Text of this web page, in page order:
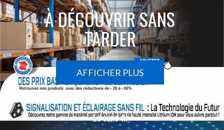
À DÉCOUVRIR SANS
TARDER
AFFICHER PLUS
Le sans-fil